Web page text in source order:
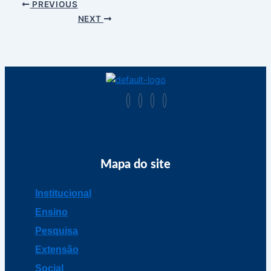
PREVIOUS
NEXT
Mapa do site
Institucional
Ensino
Pesquisa
Extensão
Social